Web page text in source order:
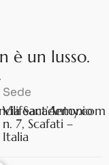
è un lusso.
Sede
Via Sant’Antonio
n. 7, Scafati –
Italia